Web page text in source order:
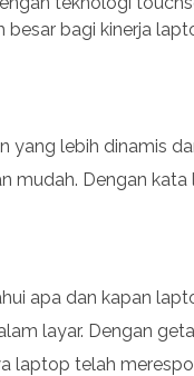
bagi kinerja
yang lebih dinamis
mudah. Dengan
apa dan kapan
layar. Dengan
laptop telah